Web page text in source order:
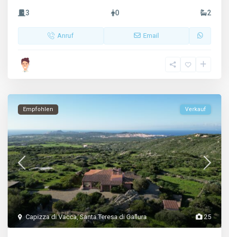
3 0 2
Anruf Email
25
Capizza di Vacca,Santa Teresa di Gallura
Empfohlen Verkauf